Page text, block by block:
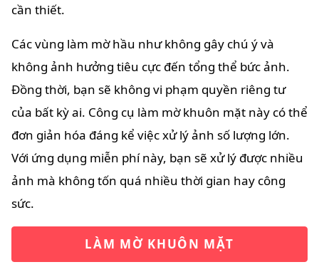
cần thiết.
Các vùng làm mờ hầu như không gây chú ý và
không ảnh hưởng tiêu cực đến tổng thể bức ảnh.
Đồng thời, bạn sẽ không vi phạm quyền riêng tư
của bất kỳ ai. Công cụ làm mờ khuôn mặt này có thể
đơn giản hóa đáng kể việc xử lý ảnh số lượng lớn.
Với ứng dụng miễn phí này, bạn sẽ xử lý được nhiều
ảnh mà không tốn quá nhiều thời gian hay công
sức.
LÀM MỜ KHUÔN MẶT